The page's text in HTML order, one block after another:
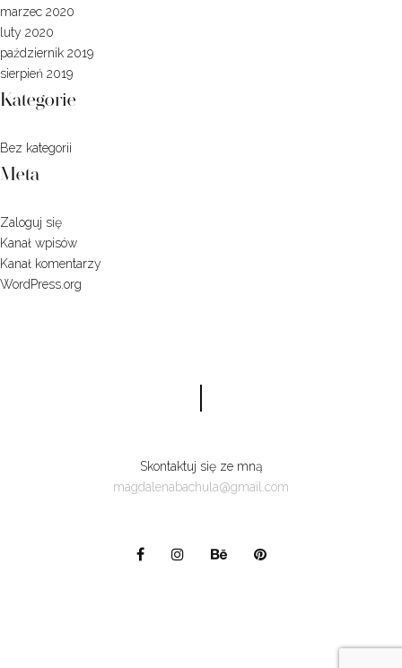
marzec 2020
luty 2020
październik 2019
sierpień 2019
Kategorie
Bez kategorii
Meta
Zaloguj się
Kanał wpisów
Kanał komentarzy
WordPress.org
Skontaktuj się ze mną
magdalenabachula@gmail.com